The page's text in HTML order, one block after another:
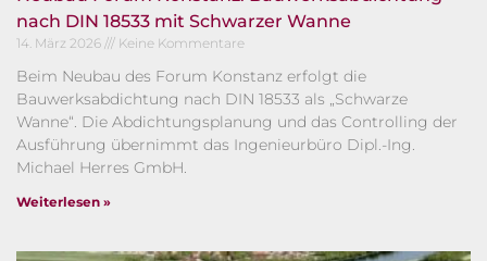
nach DIN 18533 mit Schwarzer Wanne
14. März 2026 Keine Kommentare
Beim Neubau des Forum Konstanz erfolgt die
Bauwerksabdichtung nach DIN 18533 als „Schwarze
Wanne“. Die Abdichtungsplanung und das Controlling der
Ausführung übernimmt das Ingenieurbüro Dipl.-Ing.
Michael Herres GmbH.
Weiterlesen »